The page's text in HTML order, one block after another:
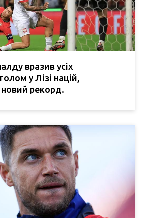
вразив усіх
у Лізі націй,
рекорд.